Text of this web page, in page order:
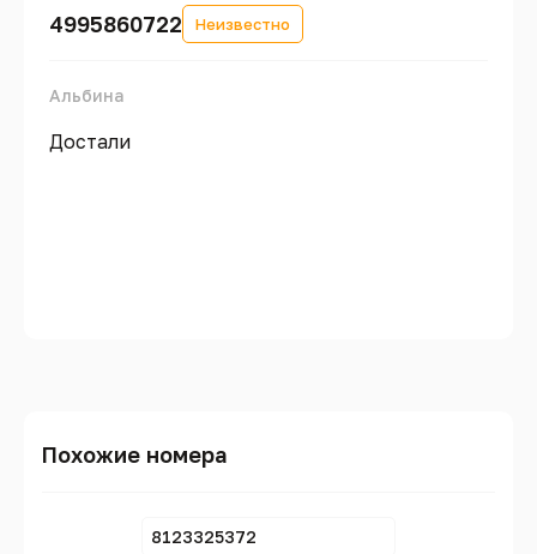
4995860722 Неизвестно
Альбина
Достали
Похожие номера
8123325372